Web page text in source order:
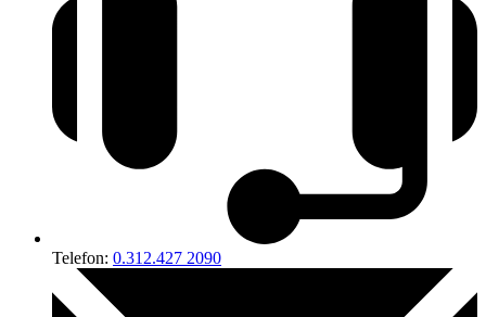
Telefon: 0.312.427 2090